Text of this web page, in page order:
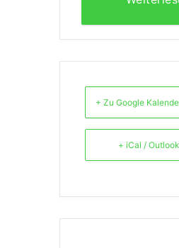
+ Zu Google
+ iCal /